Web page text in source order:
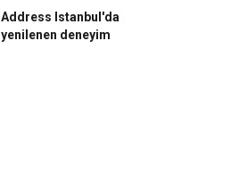
Address Istanbul'da
yenilenen deneyim